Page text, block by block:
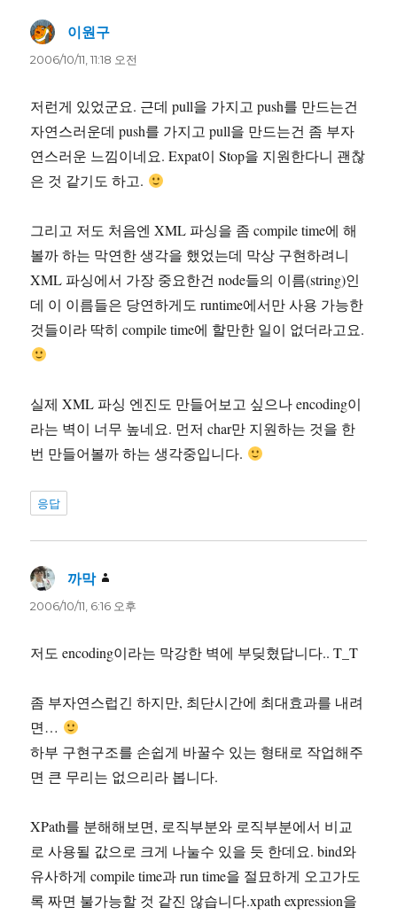
이원구
글:
2006/10/11, 11:18 오전
저런게 있었군요. 근데 pull을 가지고 push를 만드는건
자연스러운데 push를 가지고 pull을 만드는건 좀 부자
연스러운 느낌이네요. Expat이 Stop을 지원한다니 괜찮
은 것 같기도 하고.
그리고 저도 처음엔 XML 파싱을 좀 compile time에 해
볼까 하는 막연한 생각을 했었는데 막상 구현하려니
XML 파싱에서 가장 중요한건 node들의 이름(string)인
데 이 이름들은 당연하게도 runtime에서만 사용 가능한
것들이라 딱히 compile time에 할만한 일이 없더라고요.
실제 XML 파싱 엔진도 만들어보고 싶으나 encoding이
라는 벽이 너무 높네요. 먼저 char만 지원하는 것을 한
번 만들어볼까 하는 생각중입니다.
응답
까막
글:
2006/10/11, 6:16 오후
저도 encoding이라는 막강한 벽에 부딪혔답니다.. T_T
좀 부자연스럽긴 하지만, 최단시간에 최대효과를 내려
면…
하부 구현구조를 손쉽게 바꿀수 있는 형태로 작업해주
면 큰 무리는 없으리라 봅니다.
XPath를 분해해보면, 로직부분와 로직부분에서 비교
로 사용될 값으로 크게 나눌수 있을 듯 한데요. bind와
유사하게 compile time과 run time을 절묘하게 오고가도
록 짜면 불가능할 것 같진 않습니다.xpath expression을